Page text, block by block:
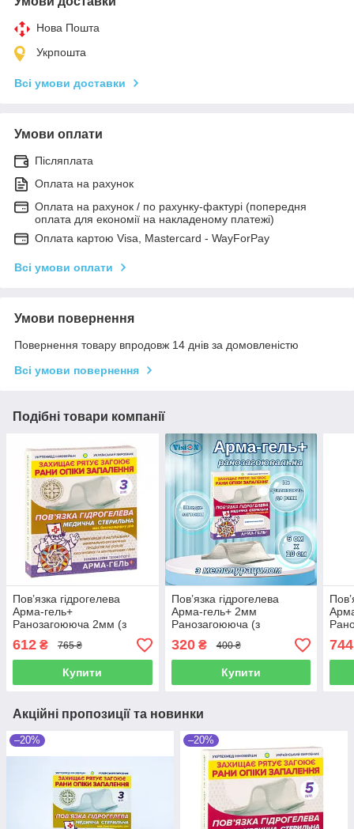
Нова Пошта
Укрпошта
Всі умови доставки
Умови оплати
Післяплата
Оплата на рахунок
Оплата на рахунок / по рахунку-фактурі (попередня
оплата для економії на накладеному платежі)
Оплата картою Visa, Mastercard - WayForPay
Всі умови оплати
Умови повернення
Повернення товару впродовж 14 днів за домовленістю
Всі умови повернення
Подібні товари компанії
Пов’язка гідрогелева
Арма-гель+
Ранозагоююча 2мм (з
каоліновою глиною),
10х12 см, 3 шт. в упаковці
612 ₴ 765 ₴
Купити
Пов’язка гідрогелева
Арма-гель+ 2мм
Ранозагоююча (з
метилурацилом) 6х10см
3шт в упаковці
320₴ 400 ₴
Купити
744
Акційні пропозиції та новинки
–20% –20%